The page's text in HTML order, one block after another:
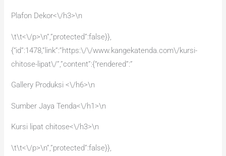
Plafon Dekor<\/h3>\n
\t\t<\/p>\n”,”protected”:false}},
{“id”:1478,”link”:”https:\/\/www.kangekatenda.com\/kursi-
chitose-lipat\/”,”content”:{“rendered”:”
Gallery Produksi <\/h6>\n
Sumber Jaya Tenda<\/h1>\n
Kursi lipat chitose<\/h3>\n
\t\t<\/p>\n”,”protected”:false}},